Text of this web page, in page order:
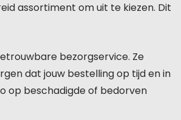
assortiment om uit te kiezen. Dit
bezorgservice. Ze
dat jouw bestelling op tijd en in
op beschadigde of bedorven